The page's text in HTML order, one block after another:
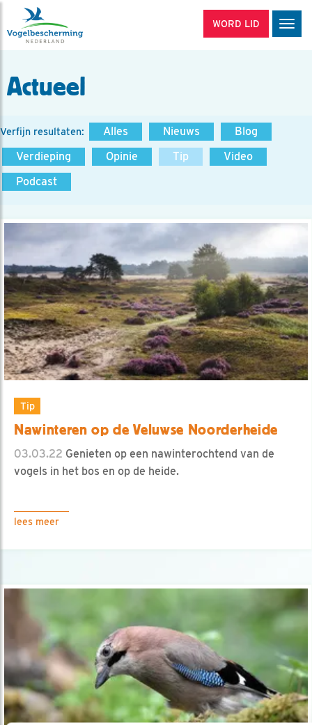
WORD LID
Actueel
Verfijn resultaten: Alles Nieuws
Blog
Verdieping
Opinie Tip
Video
Podcast
Tip
Nawinteren op de Veluwse Noorderheide
03.03.22 Genieten op een nawinterochtend van de
vogels in het bos en op de heide.
lees meer